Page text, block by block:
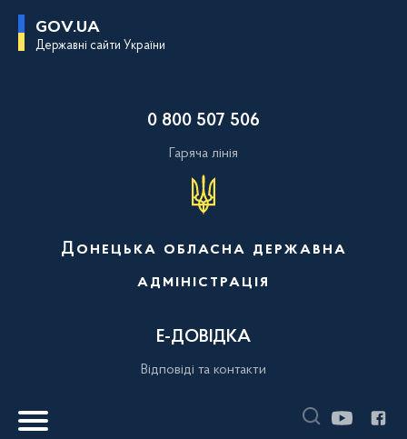
GOV.UA
Державні сайти України
0 800 507 506
Гаряча лінія
Донецька обласна державна
адміністрація
Е-ДОВІДКА
Відповіді та контакти